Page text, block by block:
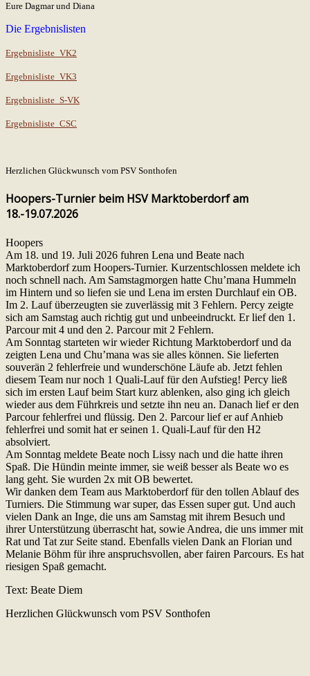
Eure Dagmar und Diana
Die Ergebnislisten
Ergebnisliste_VK2
Ergebnisliste_VK3
Ergebnisliste_S-VK
Ergebnisliste_CSC
Herzlichen Glückwunsch vom PSV Sonthofen
Hoopers-Turnier beim HSV Marktoberdorf am
18.-19.07.2026
Hoopers
Am 18. und 19. Juli 2026 fuhren Lena und Beate nach
Marktoberdorf zum Hoopers-Turnier. Kurzentschlossen meldete ich
noch schnell nach. Am Samstagmorgen hatte Chu’mana Hummeln
im Hintern und so liefen sie und Lena im ersten Durchlauf ein OB.
Im 2. Lauf überzeugten sie zuverlässig mit 3 Fehlern. Percy zeigte
sich am Samstag auch richtig gut und unbeeindruckt. Er lief den 1.
Parcour mit 4 und den 2. Parcour mit 2 Fehlern.
Am Sonntag starteten wir wieder Richtung Marktoberdorf und da
zeigten Lena und Chu’mana was sie alles können. Sie lieferten
souverän 2 fehlerfreie und wunderschöne Läufe ab. Jetzt fehlen
diesem Team nur noch 1 Quali-Lauf für den Aufstieg! Percy ließ
sich im ersten Lauf beim Start kurz ablenken, also ging ich gleich
wieder aus dem Führkreis und setzte ihn neu an. Danach lief er den
Parcour fehlerfrei und flüssig. Den 2. Parcour lief er auf Anhieb
fehlerfrei und somit hat er seinen 1. Quali-Lauf für den H2
absolviert.
Am Sonntag meldete Beate noch Lissy nach und die hatte ihren
Spaß. Die Hündin meinte immer, sie weiß besser als Beate wo es
lang geht. Sie wurden 2x mit OB bewertet.
Wir danken dem Team aus Marktoberdorf für den tollen Ablauf des
Turniers. Die Stimmung war super, das Essen super gut. Und auch
vielen Dank an Inge, die uns am Samstag mit ihrem Besuch und
ihrer Unterstützung überrascht hat, sowie Andrea, die uns immer mit
Rat und Tat zur Seite stand. Ebenfalls vielen Dank an Florian und
Melanie Böhm für ihre anspruchsvollen, aber fairen Parcours. Es hat
riesigen Spaß gemacht.
Text: Beate Diem
Herzlichen Glückwunsch vom PSV Sonthofen